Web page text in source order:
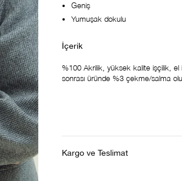
Geniş
Yumuşak dokulu
%100 Akrilik, yüksek kalite işçilik, el
sonrası üründe %3 çekme/salma
Kargo ve Teslimat